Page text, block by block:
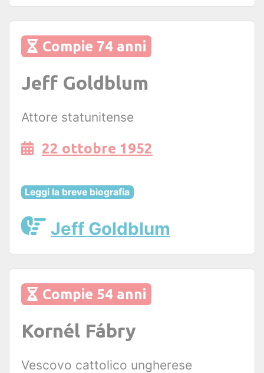
Compie 74 anni
Jeff Goldblum
Attore statunitense
22 ottobre 1952
Leggi la breve biografia
Jeff Goldblum
Compie 54 anni
Kornél Fábry
Vescovo cattolico ungherese